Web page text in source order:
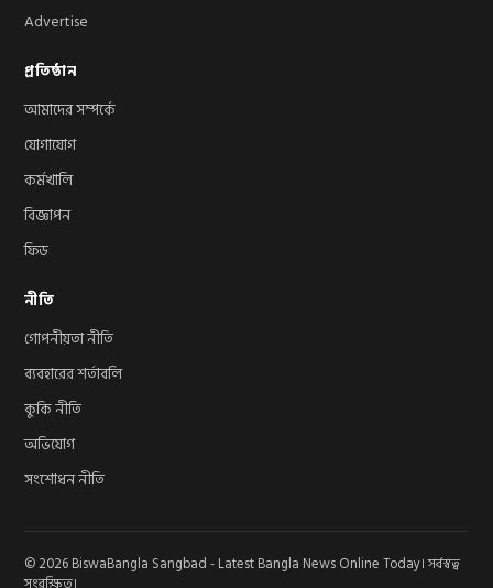
Advertise
প্রতিষ্ঠান
আমাদের সম্পর্কে
যোগাযোগ
কর্মখালি
বিজ্ঞাপন
ফিড
নীতি
গোপনীয়তা নীতি
ব্যবহারের শর্তাবলি
কুকি নীতি
অভিযোগ
সংশোধন নীতি
© 2026 BiswaBangla Sangbad - Latest Bangla News Online Today। সর্বস্বত্ব
সংরক্ষিত।